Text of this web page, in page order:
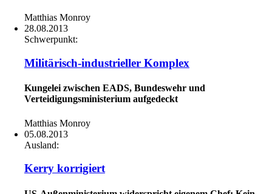
Matthias Monroy
28.08.2013
Schwerpunkt:
Militärisch-industrieller Komplex
Kungelei zwischen EADS, Bundeswehr und
Verteidigungsministerium aufgedeckt
Matthias Monroy
05.08.2013
Ausland:
Kerry korrigiert